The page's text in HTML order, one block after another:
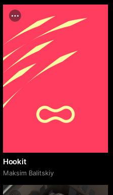
Hookit
Maksim Balitskiy